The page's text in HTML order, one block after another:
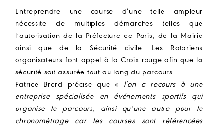
Entreprendre une course d’une telle ampleur
nécessite de multiples démarches telles que
l’autorisation de la Préfecture de Paris, de la Mairie
ainsi que de la Sécurité civile. Les Rotariens
organisateurs font appel à la Croix rouge afin que la
sécurité soit assurée tout au long du parcours.
Patrice Brard précise que « l’on a recours à une
entreprise spécialisée en événements sportifs qui
organise le parcours, ainsi qu’une autre pour le
chronométrage car les courses sont référencées